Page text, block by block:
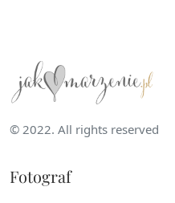
© 2022. All rights reserved
Fotograf